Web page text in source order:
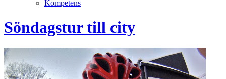
Kompetens
Söndagstur till city